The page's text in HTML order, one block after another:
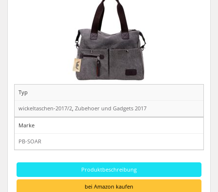
Typ
wickeltaschen-2017/2 Zubehoer und Gadgets 2017
Marke
PB-SOAR
Produktbeschreibung
bei Amazon kaufen